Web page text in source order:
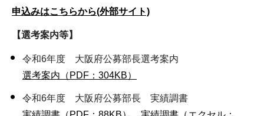
申込みはこちらから(外部サイト)
【選考案内等】
令和6年度 大阪府公募部長選考案内
選考案内（PDF：304KB）
令和6年度 大阪府公募部長 実績調書